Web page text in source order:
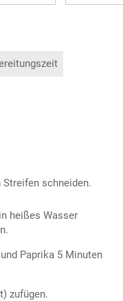
Streifen schneiden.
heißes Wasser
Paprika 5 Minuten
zufügen.